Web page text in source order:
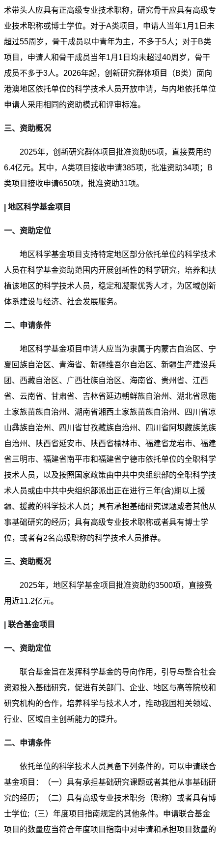
术带头人应具有正高级专业技术职称，研究骨干应具有高级专
业技术职称或博士学位。对于A类项目，申请人当年1月1日未
超过55周岁，骨干成员以中青年为主，不多于5人；对于B类
项目，申请人和骨干成员当年1月1日均未超过40周岁，骨干
成员不多于3人。2026年起，创新研究群体项目（B类）面向
港澳地区依托单位的科学技术人员开放申请，与内地依托单位
申请人采用相同的资助模式和评审标准。
三、资助概况
2025年，创新研究群体项目批准资助65项，直接费用约
6.4亿元。其中，A类项目接收申请385项，批准资助34项；B
类项目接收申请650项，批准资助31项。
| 地区科学基金项目
一、资助定位
地区科学基金项目支持特定地区部分依托单位的科学技术
人员在科学基金资助范围内开展创新性的科学研究，培养和扶
植该地区的科学技术人员，稳定和凝聚优秀人才，为区域创新
体系建设与经济、社会发展服务。
二、申请条件
地区科学基金项目申请人应当为隶属于内蒙古自治区、宁
夏回族自治区、青海省、新疆维吾尔自治区、新疆生产建设兵
团、西藏自治区、广西壮族自治区、海南省、贵州省、江西
省、云南省、甘肃省、吉林省延边朝鲜族自治州、湖北省恩施
土家族苗族自治州、湖南省湘西土家族苗族自治州、四川省凉
山彝族自治州、四川省甘孜藏族自治州、四川省阿坝藏族羌族
自治州、陕西省延安市、陕西省榆林市、福建省龙岩市、福建
省三明市、福建省南平市和福建省宁德市依托单位的全职科学
技术人员，以及按照国家政策由中共中央组织部的全职科学技
术人员或由中共中央组织部派出正在进行三年(含)期以上援
疆、援藏的科学技术人员；具有承担基础研究课题或者其他从
事基础研究的经历；具有高级专业技术职称或者具有博士学
位，或者有2名高级职称的科学技术人员推荐。
三、资助概况
2025年，地区科学基金项目批准资助约3500项，直接费
用近11.2亿元。
| 联合基金项目
一、资助定位
联合基金旨在发挥科学基金的导向作用，引导与整合社会
资源投入基础研究，促进有关部门、企业、地区与高等院校和
研究机构的合作，培养科学与技术人才，推动我国相关领域、
行业、区域自主创新能力的提升。
二、申请条件
依托单位的科学技术人员具备下列条件的，可以申请联合
基金项目：（一）具有承担基础研究课题或者其他从事基础研
究的经历；（二）具有高级专业技术职务（职称）或者具有博
士学位;（三）年度项目指南规定的其他条件。申请联合基金
项目的数量应当符合年度项目指南中对申请和承担项目数量的